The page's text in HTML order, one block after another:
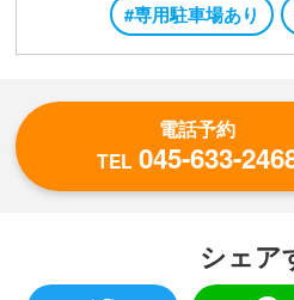
#専用駐車場あり
電話予約
TEL 045-633-
シェア